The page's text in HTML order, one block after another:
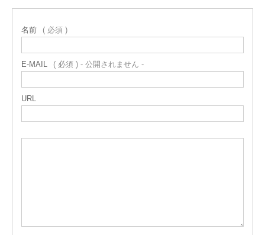
名前 ( 必須 )
E-MAIL ( 必須 ) - 公開されません -
URL